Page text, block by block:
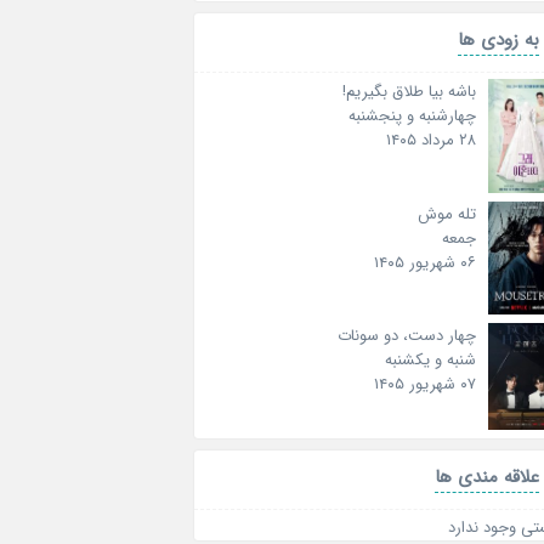
به زودی ها
باشه بیا طلاق بگیریم!
چهارشنبه و پنجشنبه
۲۸ مرداد ۱۴۰۵
تله موش
جمعه
۰۶ شهریور ۱۴۰۵
چهار دست، دو سونات
شنبه و یکشنبه
۰۷ شهریور ۱۴۰۵
علاقه‌ مندی ها
وجود ندارد